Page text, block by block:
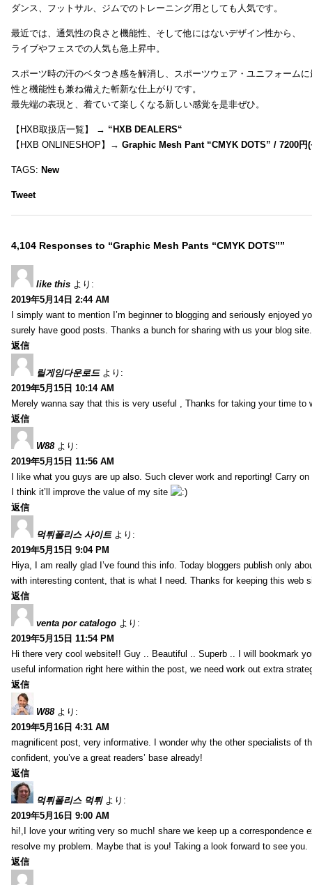
ダンス、フットサル、ジムでのトレーニング用としても人気です。
最近では、通気性の良さと機能性、そして他にはないデザイン性から、
ライブやフェスでの人気も急上昇中。
スポーツ時の汗のベタつき感を解消し、スポーツウェア・ユニフォーム
性と機能性も兼ね備えた斬新な仕上がりです。
最先端の表現と、着ていて楽しくなる新しい感覚を是非ぜひ。
【HXB取扱店一覧】 → “HXB DEALERS“
【HXB ONLINESHOP】→ Graphic Mesh Pant “CMYK DOTS” / 7200円
TAGS: New
Tweet
4,104 Responses to “Graphic Mesh Pants “CMYK DOTS””
like this より:
2019年5月14日 2:44 AM
I simply want to mention I’m beginner to blogging and seriously enjoyed
surely have good posts. Thanks a bunch for sharing with us your blog site.
返信
릴게임다운로드 より:
2019年5月15日 10:14 AM
Merely wanna say that this is very useful , Thanks for taking your time to
返信
W88 より:
2019年5月15日 11:56 AM
I like what you guys are up also. Such clever work and reporting! Carry
I think it’ll improve the value of my site
返信
먹튀폴리스 사이트 より:
2019年5月15日 9:04 PM
Hiya, I am really glad I’ve found this info. Today bloggers publish only
with interesting content, that is what I need. Thanks for keeping this
返信
venta por catalogo より:
2019年5月15日 11:54 PM
Hi there very cool website!! Guy .. Beautiful .. Superb .. I will bookmark
useful information right here within the post, we need work out extra
返信
W88 より:
2019年5月16日 4:31 AM
magnificent post, very informative. I wonder why the other specialists of
confident, you’ve a great readers’ base already!
返信
먹튀폴리스 먹튀 より:
2019年5月16日 9:00 AM
hi!,I love your writing very so much! share we keep up a correspondence
resolve my problem. Maybe that is you! Taking a look forward to see you.
返信